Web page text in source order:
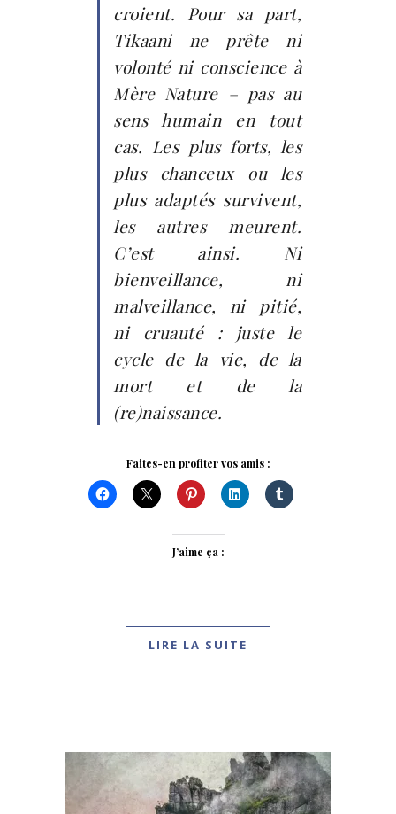
croient. Pour sa part,
Tikaani ne prête ni
volonté ni conscience à
Mère Nature – pas au
sens humain en tout
cas. Les plus forts, les
plus chanceux ou les
plus adaptés survivent,
les autres meurent.
C’est ainsi. Ni
bienveillance, ni
malveillance, ni pitié,
ni cruauté : juste le
cycle de la vie, de la
mort et de la
(re)naissance.
Faites-en profiter vos amis :
J’aime ça :
LIRE LA SUITE